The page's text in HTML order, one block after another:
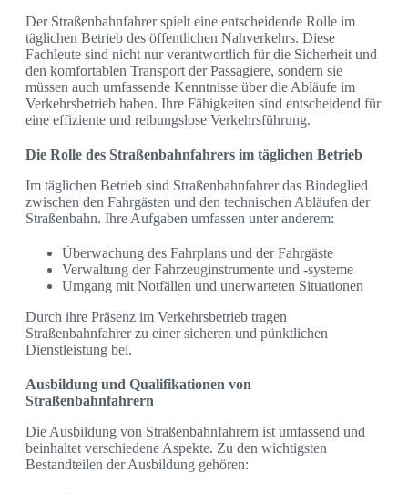
Der Straßenbahnfahrer spielt eine entscheidende Rolle im
täglichen Betrieb des öffentlichen Nahverkehrs. Diese
Fachleute sind nicht nur verantwortlich für die Sicherheit und
den komfortablen Transport der Passagiere, sondern sie
müssen auch umfassende Kenntnisse über die Abläufe im
Verkehrsbetrieb haben. Ihre Fähigkeiten sind entscheidend für
eine effiziente und reibungslose Verkehrsführung.
Die Rolle des Straßenbahnfahrers im täglichen Betrieb
Im täglichen Betrieb sind Straßenbahnfahrer das Bindeglied
zwischen den Fahrgästen und den technischen Abläufen der
Straßenbahn. Ihre Aufgaben umfassen unter anderem:
Überwachung des Fahrplans und der Fahrgäste
Verwaltung der Fahrzeuginstrumente und -systeme
Umgang mit Notfällen und unerwarteten Situationen
Durch ihre Präsenz im Verkehrsbetrieb tragen
Straßenbahnfahrer zu einer sicheren und pünktlichen
Dienstleistung bei.
Ausbildung und Qualifikationen von
Straßenbahnfahrern
Die Ausbildung von Straßenbahnfahrern ist umfassend und
beinhaltet verschiedene Aspekte. Zu den wichtigsten
Bestandteilen der Ausbildung gehören: